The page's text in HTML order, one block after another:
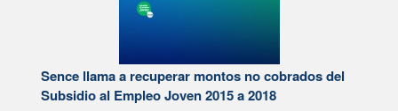
Sence llama a recuperar montos no cobrados del
Subsidio al Empleo Joven 2015 a 2018